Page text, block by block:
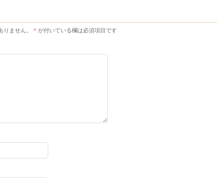
ません。 * が付いている欄は必須項目です